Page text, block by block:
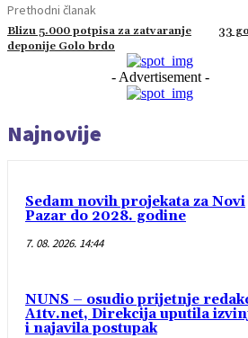
Prethodni članak
Blizu 5.000 potpisa za zatvaranje
deponije Golo brdo
33
- Advertisement -
Najnovije
Sedam novih projekata za Novi
Pazar do 2028. godine
7. 08. 2026. 14:44
NUNS – osudio prijetnje
A1tv.net, Direkcija uputila
i najavila postupak